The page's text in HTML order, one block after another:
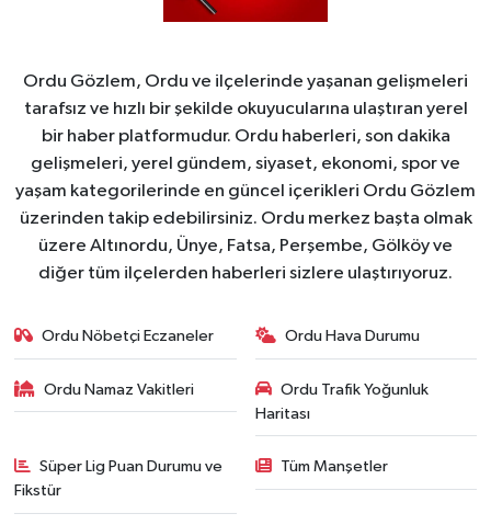
Ordu Gözlem, Ordu ve ilçelerinde yaşanan gelişmeleri
tarafsız ve hızlı bir şekilde okuyucularına ulaştıran yerel
bir haber platformudur. Ordu haberleri, son dakika
gelişmeleri, yerel gündem, siyaset, ekonomi, spor ve
yaşam kategorilerinde en güncel içerikleri Ordu Gözlem
üzerinden takip edebilirsiniz. Ordu merkez başta olmak
üzere Altınordu, Ünye, Fatsa, Perşembe, Gölköy ve
diğer tüm ilçelerden haberleri sizlere ulaştırıyoruz.
Ordu Nöbetçi Eczaneler Ordu Hava Durumu
Ordu Namaz Vakitleri
Ordu Trafik Yoğunluk
Haritası
Süper Lig Puan Durumu ve
Fikstür
Tüm Manşetler